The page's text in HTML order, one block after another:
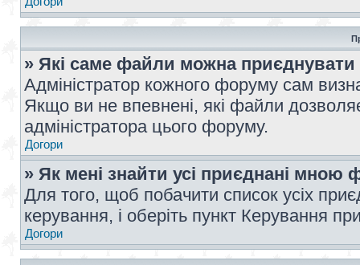
» Які саме файли можна
Адміністратор кожного форуму сам
Якщо ви не впевнені, які файли
адміністратора цього форуму.
Догори
» Як мені знайти усі приєднані мною
Для того, щоб побачити список усіх
керування, і оберіть пункт Керування
Догори